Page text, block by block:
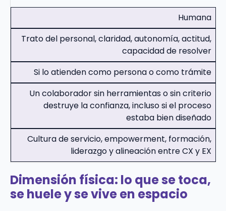
Humana
Trato del personal, claridad, autonomía, actitud,
capacidad de resolver
Si lo atienden como persona o como trámite
Un colaborador sin herramientas o sin criterio
destruye la confianza, incluso si el proceso
estaba bien diseñado
Cultura de servicio, empowerment, formación,
liderazgo y alineación entre CX y EX
Dimensión física: lo que se toca,
se huele y se vive en espacio